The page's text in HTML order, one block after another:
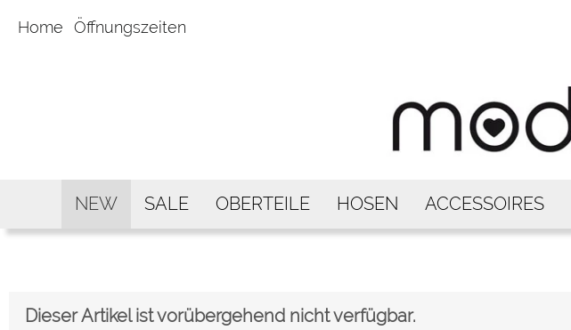
Home Öffnungszeiten
NEW SALE OBERTEILE HOSEN ACCESSOIRES
Dieser Artikel ist vorübergehend nicht verfügbar.